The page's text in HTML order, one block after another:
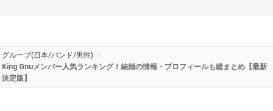
グループ(日本/バンド/男性)
King Gnuメンバー人気ランキング！結婚の情報・プロフィールも総まとめ【最新
決定版】